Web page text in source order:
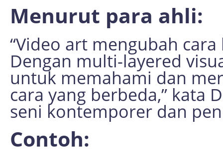
Menurut para ahli:
“Video art mengubah
Dengan multi-layered
untuk memahami dan
cara yang berbeda,” kata
seni kontemporer dan
Contoh: